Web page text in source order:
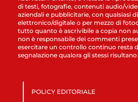
di testi, fotografie, contenuti audio/
aziendali e pubblicitarie, con qualsiasi
elettronico/digitale o per mezzo di
tutto quanto è ascrivibile a copia non
non è responsabile dei commenti
esercitare un controllo continuo resta
segnalazione qualora gli stessi
POLICY EDITORIALE